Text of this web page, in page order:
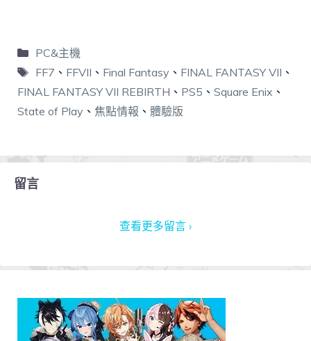
PC&主機
FF7 、 FFVII 、 Final Fantasy 、 FINAL FANTASY VII 、
FINAL FANTASY VII REBIRTH 、 PS5 、 Square Enix 、
State of Play 、 焦點情報 、 體驗版
留言
查看更多留言 ›